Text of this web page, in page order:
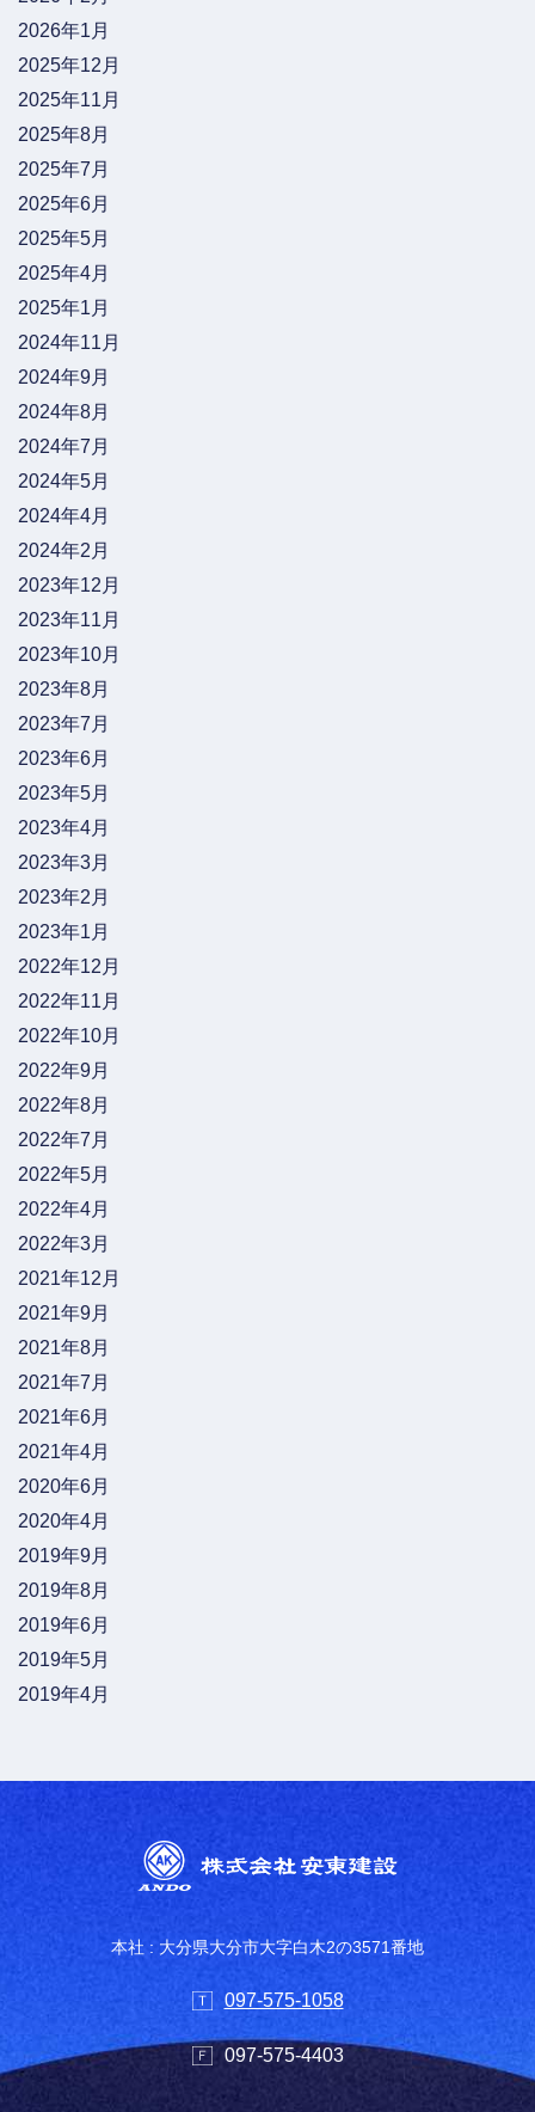
2026年1月
2025年12月
2025年11月
2025年8月
2025年7月
2025年6月
2025年5月
2025年4月
2025年1月
2024年11月
2024年9月
2024年8月
2024年7月
2024年5月
2024年4月
2024年2月
2023年12月
2023年11月
2023年10月
2023年8月
2023年7月
2023年6月
2023年5月
2023年4月
2023年3月
2023年2月
2023年1月
2022年12月
2022年11月
2022年10月
2022年9月
2022年8月
2022年7月
2022年5月
2022年4月
2022年3月
2021年12月
2021年9月
2021年8月
2021年7月
2021年6月
2021年4月
2020年6月
2020年4月
2019年9月
2019年8月
2019年6月
2019年5月
2019年4月
本社 : 大分県大分市大字白木2の3571番地
097-575-1058
097-575-4403